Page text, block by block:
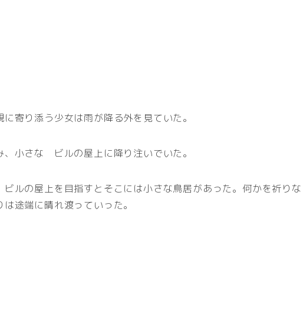
寄り添う少女は雨が降る外を見ていた。
、小さな ビルの屋上に降り注いでいた。
ビルの屋上を目指すとそこには小さな鳥居があった。何かを祈りな
途端に晴れ渡っていった。